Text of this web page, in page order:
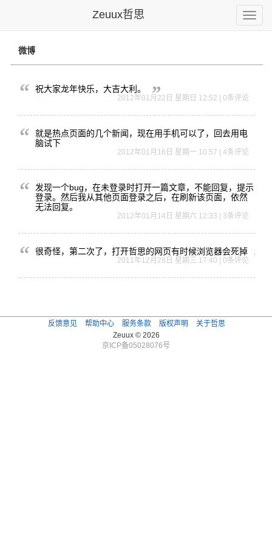
Toggle
Zeuux哲思
微博
祝大家龙年快乐，大吉大利。
2012年01月22日 星期日 12:52 | 0条评论
就是热点页面的几个新闻，现在用手机可以了，回去用电
脑试下
2012年01月16日 星期一 10:57 | 4条评论
发现一个bug，在未登录时打开一篇文章， 不能回复， 提示
登录。 然后我从其他页面登录之后，在刷 新该页面， 依然
无法回复。
2012年01月14日 星期六 12:33 | 3条评论
很奇怪，第二次了，打开哲思的网页有时候浏 览器会死掉
2011年12月28日 星期三 17:40 | 0条评论
反馈意见 帮助中心 服务条款 版权声明
关于哲思
Zeuux © 2026
京ICP备05028076号